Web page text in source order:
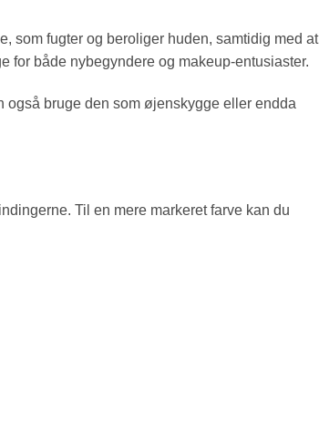
som fugter og beroliger huden, samtidig med at
for både nybegyndere og makeup-entusiaster.
bruge den som øjenskygge eller endda
Til en mere markeret farve kan du